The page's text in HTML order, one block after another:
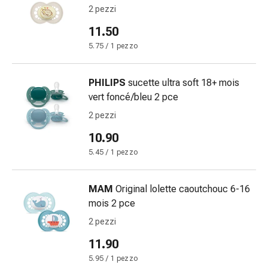
Bende
di
fissaggio
Garza
compressivi
Medicazioni
Bende,
accessori
Medicazioni
tubolari
2 pezzi
11.50
5.75 / 1 pezzo
PHILIPS sucette ultra soft 18+ mois
vert foncé/bleu 2 pce
2 pezzi
10.90
5.45 / 1 pezzo
MAM Original lolette caoutchouc 6-16
mois 2 pce
2 pezzi
11.90
5.95 / 1 pezzo